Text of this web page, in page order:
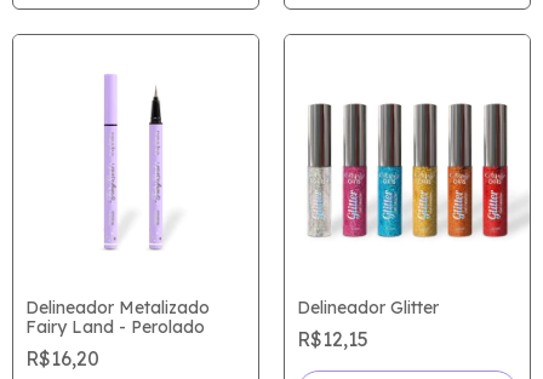
Delineador Metalizado
Fairy Land - Perolado
R$16,20
Delineador Glitter
R$12,15